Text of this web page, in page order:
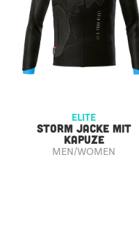
ELITE
STORM JACKE MIT
KAPUZE
MEN/WOMEN